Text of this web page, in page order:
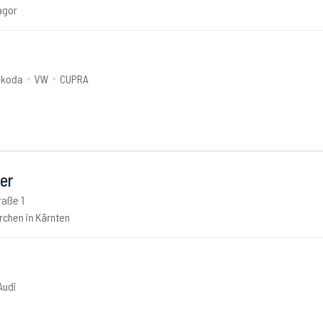
VW CUPRA
1
in Kärnten